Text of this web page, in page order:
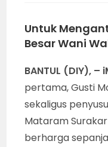
Untuk
Besar Wani
BANTUL (DIY), –
pertama, Gusti
sekaligus
Mataram
berharga